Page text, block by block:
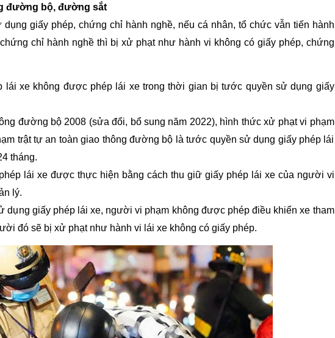
đường bộ, đường sắt
giấy phép, chứng chỉ hành nghề, nếu cá nhân, tổ chức vẫn tiến hành
chỉ hành nghề thì bị xử phạt như hành vi không có giấy phép, chứng
lái xe không được phép lái xe trong thời gian bị tước quyền sử dụng giấy
đường bộ 2008 (sửa đổi, bổ sung năm 2022), hình thức xử phạt vi phạm
trật tự an toàn giao thông đường bộ là tước quyền sử dụng giấy phép lái
tháng.
lái xe được thực hiện bằng cách thu giữ giấy phép lái xe của người vi
lý.
dụng giấy phép lái xe, người vi phạm không được phép điều khiển xe tham
đó sẽ bị xử phạt như hành vi lái xe không có giấy phép.